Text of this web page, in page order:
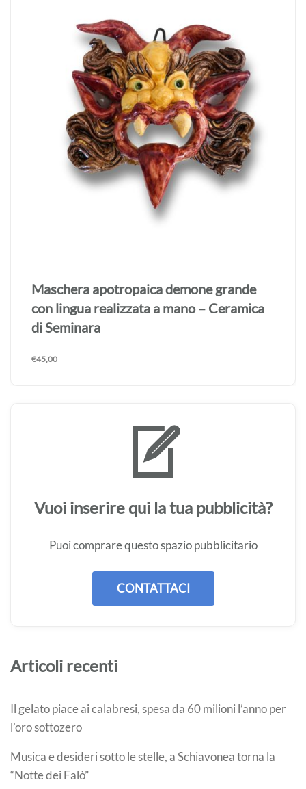
Maschera apotropaica demone grande
con lingua realizzata a mano – Ceramica
di Seminara
€45,00
Vuoi inserire qui la tua pubblicità?
Puoi comprare questo spazio pubblicitario
CONTATTACI
Articoli recenti
Il gelato piace ai calabresi, spesa da 60 milioni l’anno per
l’oro sottozero
Musica e desideri sotto le stelle, a Schiavonea torna la
“Notte dei Falò”